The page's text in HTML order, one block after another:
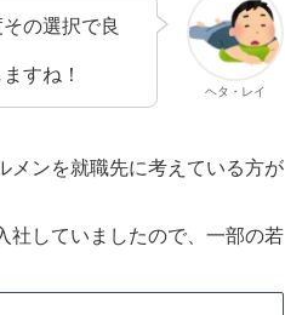
ヘタ・レイ
の選択で良
すね！
メンを就職先に考えている方が
社していましたので、一部の若